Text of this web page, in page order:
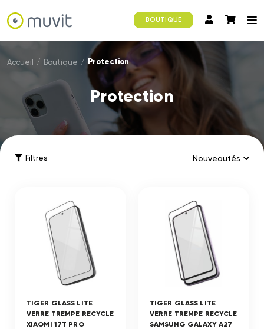
BOUTIQUE
Accueil / Boutique / Protection
Protection
Filtres
TIGER GLASS LITE
VERRE TREMPE RECYCLE
XIAOMI 17T PRO
TIGER GLASS LITE
VERRE TREMPE RECYCLE
SAMSUNG GALAXY A27